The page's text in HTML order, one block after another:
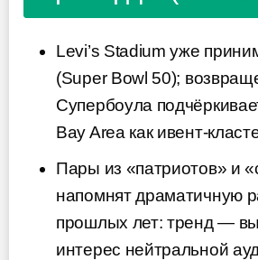
Levi’s Stadium уже
(Super Bowl 50);
Супербоула
Bay Area как ивент-
Пары из «патриотов» и
напомнят драматичную
прошлых лет: тренд —
интерес нейтральной